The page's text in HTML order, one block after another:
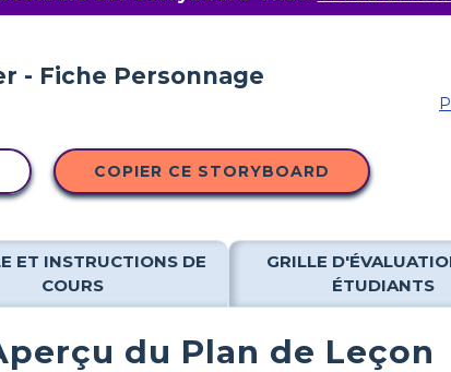
COPIER CE STORYBOARD
ET INSTRUCTIONS DE
COURS
GRILLE
ÉTUDIANTS
du Plan de Leçon